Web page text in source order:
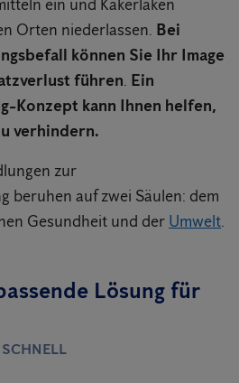
ein und Kakerlaken
Orten niederlassen. Bei
können Sie Ihr Image
führen. Ein
Konzept kann Ihnen helfen,
verhindern.
zur
beruhen auf zwei Säulen: dem
Gesundheit und der Umwelt.
Lösung für